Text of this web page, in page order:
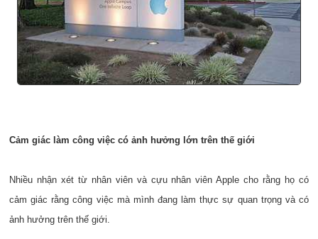
Cảm giác làm công việc có ảnh hưởng lớn trên thế giới
Nhiều nhận xét từ nhân viên và cựu nhân viên Apple cho rằng họ có
cảm giác rằng công việc mà mình đang làm thực sự quan trọng và có
ảnh hưởng trên thế giới.